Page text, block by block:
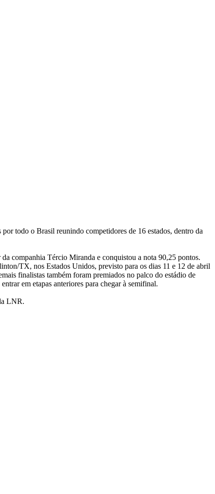
todo o Brasil reunindo competidores de 16 estados, dentro da
companhia Tércio Miranda e conquistou a nota 90,25 pontos.
TX, nos Estados Unidos, previsto para os dias 11 e 12 de abril
finalistas também foram premiados no palco do estádio de
em etapas anteriores para chegar à semifinal.
LNR.